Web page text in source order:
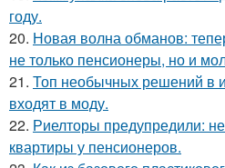
году.
20. Новая волна обманов:
не только пенсионеры, но и
21. Топ необычных решений в
входят в моду.
22. Риелторы предупредили:
квартиры у пенсионеров.